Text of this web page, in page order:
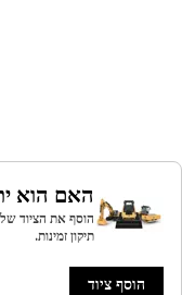
האם הוא
הוסף את הציוד שלך
תיקון זמינות.
הוסף ציוד